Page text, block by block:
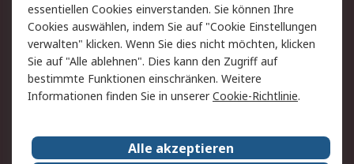
AGB
Datenschutz
Cookie-Richtlinie
Zahlungsbedingungen
Copyright/Impressum
Über RS
Karriere bei RS
Nachhaltigkeit
essentiellen Cookies einverstanden. Sie können Ihre
Cookies auswählen, indem Sie auf "Cookie Einstellungen
verwalten" klicken. Wenn Sie dies nicht möchten, klicken
Sie auf "Alle ablehnen". Dies kann den Zugriff auf
bestimmte Funktionen einschränken. Weitere
Informationen finden Sie in unsererCookie-Richtlinie.
Alle akzeptieren